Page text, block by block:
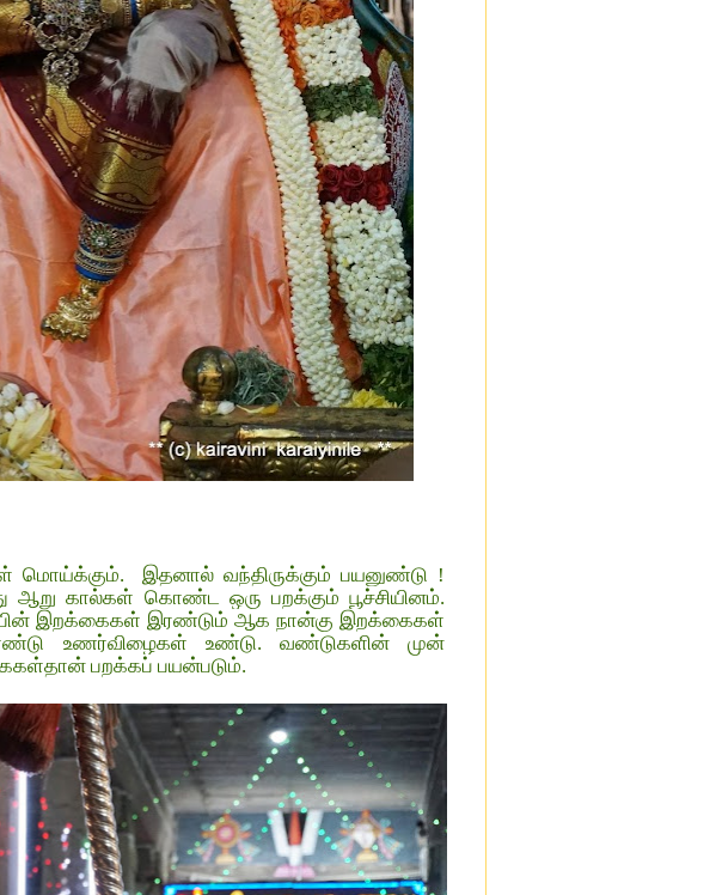
இதனால் வந்திருக்கும் பயனுண்டு !
கால்கள் கொண்ட ஒரு பறக்கும் பூச்சியினம்.
இறக்கைகள் இரண்டும் ஆக நான்கு இறக்கைகள்
உணர்விழைகள் உண்டு. வண்டுகளின் முன்
பறக்கப் பயன்படும்.